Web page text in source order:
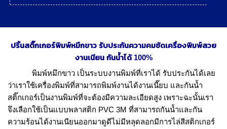
ปริ้นสติ๊กเกอร์พิมพ์หมึกขาว รับประกันความคมชัดเครื่องพิมพ์สวย
งานเนียน กันน้ำได้ 100%
พิมพ์หมึกขาว เป็นระบบงานพิมพ์ที่เราได้ รับประกันได้เลย
ว่าเราใช้เครื่องพิมพ์ที่สามารถพิมพ์งานได้งานเนี๊ยบ และกันน้ำ
สติ๊กเกอร์เป็นงานพิมพ์ที่จะต้องมีความละเอียดสูง เพราะฉะนั้นเรา
จึงเลือกใช้เป็นแบบพลาสติก PVC 3M ที่สามารถกันน้ำและกัน
ความร้อนได้งานเนียนออกมาดูดีไม่มีหลุดลอกมีการไล่สีสติกเกอร์